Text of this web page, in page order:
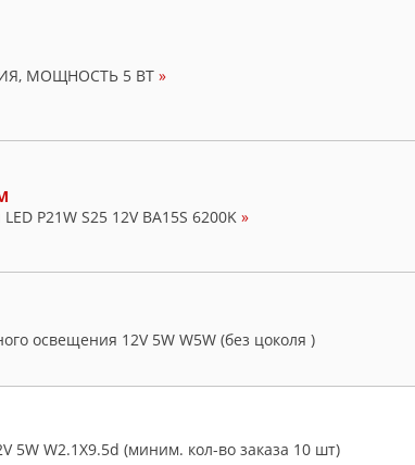
МОЩНОСТЬ 5 ВТ »
P21W S25 12V BA15S 6200K »
освещения 12V 5W W5W (без цоколя )
5W W2.1X9.5d (миним. кол-во заказа 10 шт)